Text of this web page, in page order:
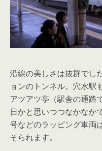
沿線の美しさは抜群でし
ョンのトンネル。穴水駅
アツアツ亭（駅舎の通路
日かと思いつつなかなか
号などのラッピング車両
そられます。